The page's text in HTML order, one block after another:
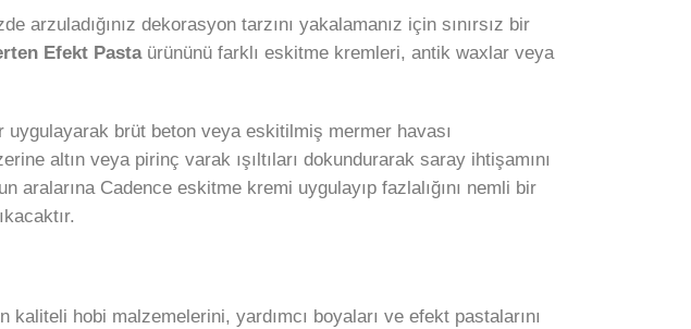
dekorasyon tarzını yakalamanız için sınırsız bir
Efekt Pastaürününü farklı eskitme kremleri, antik waxlar veya
brüt beton veya eskitilmiş mermer havası
altın veya pirinç varak ışıltıları dokundurarak saray ihtişamını
aralarına Cadence eskitme kremi uygulayıp fazlalığını nemli bir
hobi malzemelerini, yardımcı boyaları ve efekt pastalarını